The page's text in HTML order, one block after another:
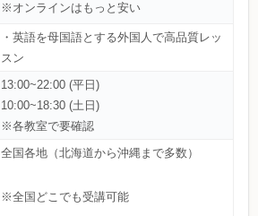
※オンラインはもっと安い
・英語を母国語とする外国人で高品質レッ
スン
13:00~22:00 (平日)
10:00~18:30 (土日)
※各教室で要確認
全国各地（北海道から沖縄まで多数）
※全国どこでも受講可能